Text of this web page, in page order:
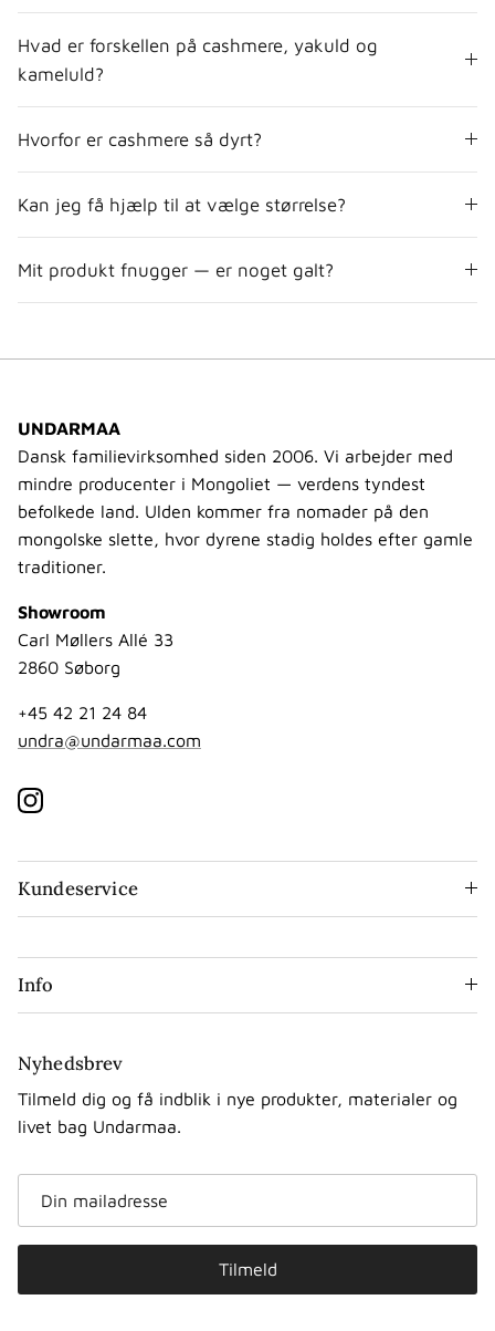
Hvad er forskellen på cashmere, yakuld og
kameluld?
Hvorfor er cashmere så dyrt?
Kan jeg få hjælp til at vælge størrelse?
Mit produkt fnugger — er noget galt?
UNDARMAA
Dansk familievirksomhed siden 2006. Vi arbejder med
mindre producenter i Mongoliet — verdens tyndest
befolkede land. Ulden kommer fra nomader på den
mongolske slette, hvor dyrene stadig holdes efter gamle
traditioner.
Showroom
Carl Møllers Allé 33
2860 Søborg
+45 42 21 24 84
undra@undarmaa.com
Instagram
Kundeservice
Info
Nyhedsbrev
Tilmeld dig og få indblik i nye produkter, materialer og
livet bag Undarmaa.
Tilmeld